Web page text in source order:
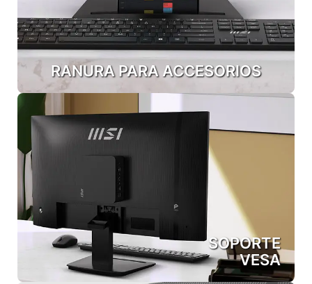
RANURA PARA ACCESORIOS
SOPORTE
VESA